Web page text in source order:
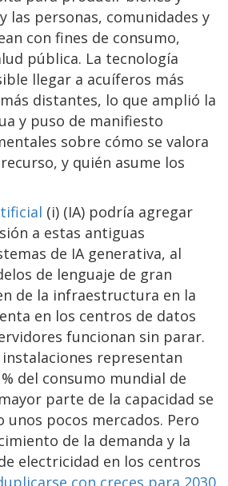
las personas, comunidades y
con fines de consumo,
pública. La tecnología
llegar a acuíferos más
distantes, lo que amplió la
y puso de manifiesto
sobre cómo se valora
y quién asume los
(i) (IA) podría agregar
a estas antiguas
de IA generativa, al
de lenguaje de gran
de la infraestructura en la
en los centros de datos
funcionan sin parar.
instalaciones representan
del consumo mundial de
parte de la capacidad se
unos pocos mercados. Pero
de la demanda y la
electricidad en los centros
con creces para 2030